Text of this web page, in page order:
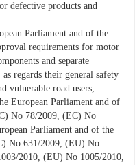
defective products and
Parliament and of the
requirements for motor
and separate
regards their general safety
vulnerable road users,
European Parliament and of
No 78/2009, (EC) No
Parliament and of the
No 631/2009, (EU) No
/2010, (EU) No 1005/2010,